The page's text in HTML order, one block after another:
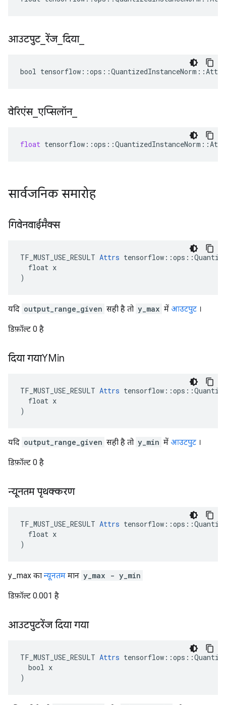
आउटपुट_ रेंज_दिया_
bool
वेरिएंस_एप्सिलॉन_
float tensorflow ::ops ::QuantizedInstanceNorm ::
सार्वजनिक समारोह
गिवेनवाईमैक्स
TF_MUST_USE_RESULT Attrs
  float x
)
यदि output_range_given सही है तो y_max में आउटपुट ।
डिफ़ॉल्ट 0 है
दिया गयाYMin
TF_MUST_USE_RESULT Attrs
  float x
)
यदि output_range_given सही है तो y_min में आउटपुट ।
डिफ़ॉल्ट 0 है
न्यूनतम पृथक्करण
TF_MUST_USE_RESULT Attrs
  float x
)
y_max का न्यूनतम मान y_max - y_min
डिफ़ॉल्ट 0.001 है
आउटपुटरेंज दिया गया
TF_MUST_USE_RESULT Attrs
  bool x
)